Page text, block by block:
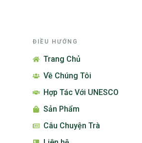
ĐIỀU HƯỚNG
Trang Chủ
Về Chúng Tôi
Hợp Tác Với UNESCO
Sản Phẩm
Câu Chuyện Trà